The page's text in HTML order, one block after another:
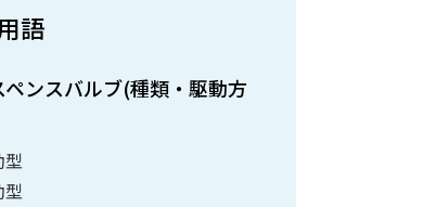
語
ペンスバルブ(種類・駆動方
型
型